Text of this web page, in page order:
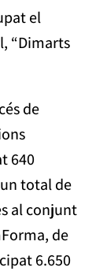
el
“Dimarts
de
640
total de
al conjunt
de
6.650